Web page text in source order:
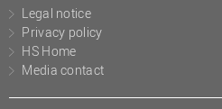
Legal notice
Privacy policy
HS Home
Media contact